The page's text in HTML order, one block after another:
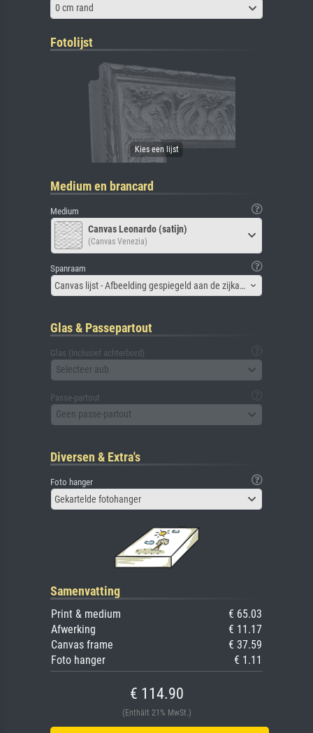
0 cm rand
Fotolijst
Medium en brancard
Medium
Canvas Leonardo (satijn)
(Canvas Venezia)
Spanraam
Canvas lijst - Afbeelding gespiegeld aan de zijkant
Glas & Passepartout
Glas (inclusief achterbord)
Selecteer aub
Passe-partout
Geen passe-partout
Diversen & Extra's
Foto hanger
Gekartelde fotohanger
Samenvatting
Print & medium
€ 65.03
Afwerking
€ 11.17
Canvas frame
€ 37.59
Foto hanger
€ 1.11
€ 114.90
(Enthält 21% MwSt.)